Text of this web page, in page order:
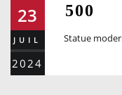
23
JUIL
2024
500
Statue